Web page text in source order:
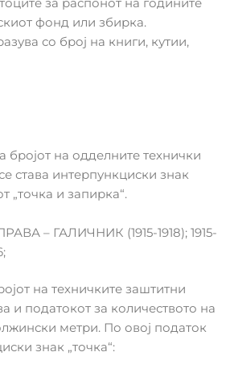
за распонот на годините
фонд или збирка.
со број на книги, кутии,
бројот на одделните технички
става интерпункциски знак
„точка и запирка“.
– ГАЛИЧНИК (1915-1918); 1915-
на техничките заштитни
и податокот за количеството на
метри. По овој податок
знак „точка“: